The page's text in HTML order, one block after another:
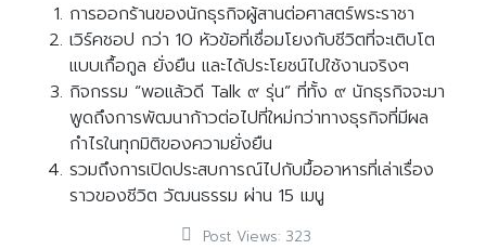
การออกร้านของนักธุรกิจผู้สานต่อศาสตร์พระราชา
เวิร์คชอป กว่า 10 หัวข้อที่เชื่อมโยงกับชีวิตที่จะเติบโต
แบบเกื้อกูล ยั่งยืน และได้ประโยชน์ไปใช้งานจริงๆ
กิจกรรม “พอแล้วดี Talk ๙ รุ่น” ที่ทั้ง ๙ นักธุรกิจจะมา
พูดถึงการพัฒนาก้าวต่อไปที่ใหม่กว่าทางธุรกิจที่มีผล
กำไรในทุกมิติของความยั่งยืน
รวมถึงการเปิดประสบการณ์ไปกับมื้ออาหารที่เล่าเรื่อง
ราวของชีวิต วัฒนธรรม ผ่าน 15 เมนู
Post Views: 323